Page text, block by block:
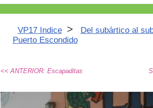
VP17 Indice >
Del subártico al
Puerto Escondido
<< ANTERIOR: Escapaditas